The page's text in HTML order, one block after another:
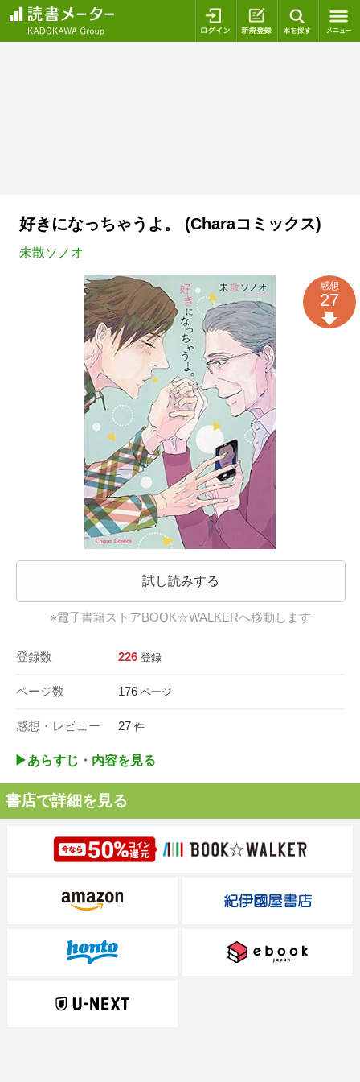
ログイン 新規登録
好きになっちゃうよ。 (Charaコミックス)
未散ソノオ
試し読みする
※電子書籍ストアBOOK☆WALKERへ移動します
登録数 226 登録
ページ数 176 ページ
感想・レビュー 27 件
感想
27
▶︎あらすじ・内容を見る
書店で詳細を見る